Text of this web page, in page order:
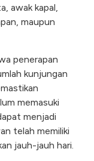
awak kapal,
maupun
penerapan
kunjungan
memasuki
menjadi
telah memiliki
jauh-jauh hari.